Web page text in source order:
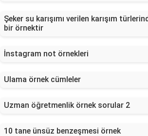
Şeker su karışımı verilen karışım
bir örnektir
İnstagram not örnekleri
Ulama örnek cümleler
Uzman öğretmenlik örnek sorular 2
10 tane ünsüz benzeşmesi örnek